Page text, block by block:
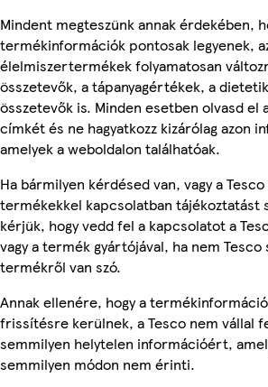
Mindent megteszünk annak érdekében,
termékinformációk pontosak legyenek,
élelmiszertermékek folyamatosan
összetevők, a tápanyagértékek, a
összetevők is. Minden esetben olvasd el
címkét és ne hagyatkozz kizárólag azon
amelyek a weboldalon találhatóak.
Ha bármilyen kérdésed van, vagy a
termékekkel kapcsolatban tájékoztatást
kérjük, hogy vedd fel a kapcsolatot a
vagy a termék gyártójával, ha nem Tesco
termékről van szó.
Annak ellenére, hogy a
frissítésre kerülnek, a Tesco nem vállal
semmilyen helytelen információért,
semmilyen módon nem érinti.